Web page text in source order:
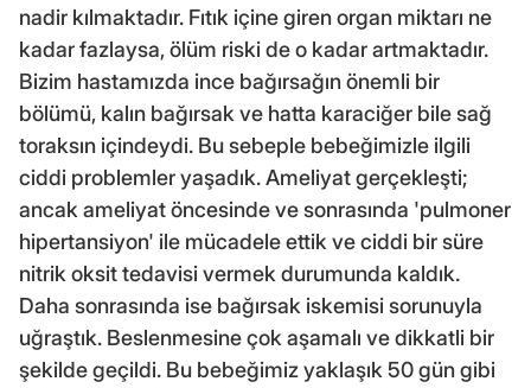
nadir kılmaktadır. Fıtık içine giren organ miktarı ne
kadar fazlaysa, ölüm riski de o kadar artmaktadır.
Bizim hastamızda ince bağırsağın önemli bir
bölümü, kalın bağırsak ve hatta karaciğer bile sağ
toraksın içindeydi. Bu sebeple bebeğimizle ilgili
ciddi problemler yaşadık. Ameliyat gerçekleşti;
ancak ameliyat öncesinde ve sonrasında 'pulmoner
hipertansiyon' ile mücadele ettik ve ciddi bir süre
nitrik oksit tedavisi vermek durumunda kaldık.
Daha sonrasında ise bağırsak iskemisi sorunuyla
uğraştık. Beslenmesine çok aşamalı ve dikkatli bir
şekilde geçildi. Bu bebeğimiz yaklaşık 50 gün gibi